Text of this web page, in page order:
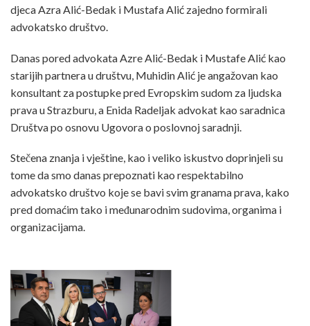
djeca Azra Alić-Bedak i Mustafa Alić zajedno formirali
advokatsko društvo.
Danas pored advokata Azre Alić-Bedak i Mustafe Alić kao
starijih partnera u društvu, Muhidin Alić je angažovan kao
konsultant za postupke pred Evropskim sudom za ljudska
prava u Strazburu, a Enida Radeljak advokat kao saradnica
Društva po osnovu Ugovora o poslovnoj saradnji.
Stečena znanja i vještine, kao i veliko iskustvo doprinjeli su
tome da smo danas prepoznati kao respektabilno
advokatsko društvo koje se bavi svim granama prava, kako
pred domaćim tako i međunarodnim sudovima, organima i
organizacijama.